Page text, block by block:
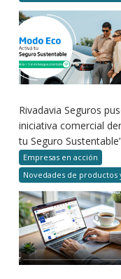
Rivadavia Seguros
iniciativa comercial
tu Seguro
Empresas en acción
Novedades de productos